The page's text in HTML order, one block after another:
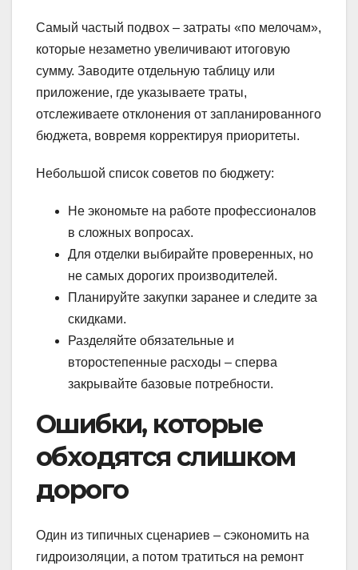
Самый частый подвох – затраты «по мелочам»,
которые незаметно увеличивают итоговую
сумму. Заводите отдельную таблицу или
приложение, где указываете траты,
отслеживаете отклонения от запланированного
бюджета, вовремя корректируя приоритеты.
Небольшой список советов по бюджету:
Не экономьте на работе профессионалов
в сложных вопросах.
Для отделки выбирайте проверенных, но
не самых дорогих производителей.
Планируйте закупки заранее и следите за
скидками.
Разделяйте обязательные и
второстепенные расходы – сперва
закрывайте базовые потребности.
Ошибки, которые
обходятся слишком
дорого
Один из типичных сценариев – сэкономить на
гидроизоляции, а потом тратиться на ремонт